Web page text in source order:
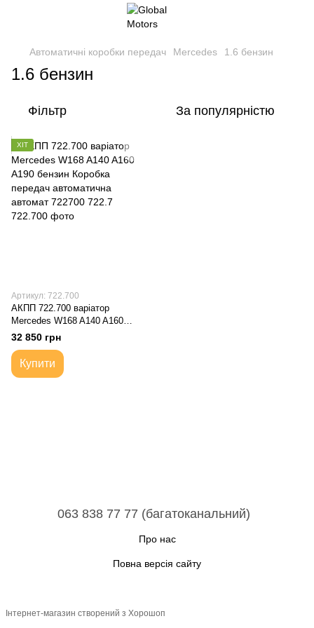
Автоматичні коробки передач Mercedes 1.6 бензин
1.6 бензин
Фільтр За популярністю
ХІТ
Артикул: 722.700
АКПП 722.700 варіатор
Mercedes W168 A140 A160
A190 бензин Коробка передач
автоматична автомат 722700
722.7
32 850 грн
Купити
063 838 77 77 (багатоканальний)
Про нас
Повна версія сайту
Інтернет-магазин створений з Хорошоп